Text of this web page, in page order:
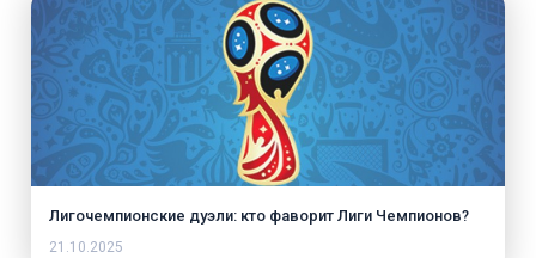
Лигочемпионские дуэли: кто фаворит Лиги Чемпионов?
21.10.2025